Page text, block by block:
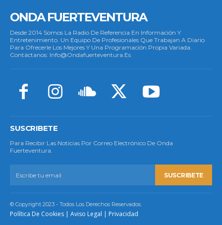
ONDA FUERTEVENTURA
Desde 2014 Somos La Radio De Referencia En Información Y
Entretenimiento. Un Equipo De Profesionales Que Trabajan A Diario
Para Ofrecerle Los Mejores Y Una Programación Propia Variada.
Contáctanos: Info@ondafuerteventura.es
SUSCRIBETE
Para Recibir Las Noticias Por Correo Electrónico De Onda
Fuerteventura.
SUSCRIBETE
© Copyright 2023 - Todos Los Derechos Reservados.
Política De Cookies | Aviso Legal | Privacidad